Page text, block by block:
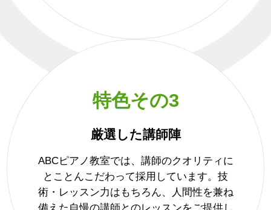
特色その3
厳選した講師陣
ABCピアノ教室では、講師のクオリティに
とことんこだわって採用しています。技
術・レッスン力はもちろん、人間性を兼ね
備えた自慢の講師とのレッスンをご提供し